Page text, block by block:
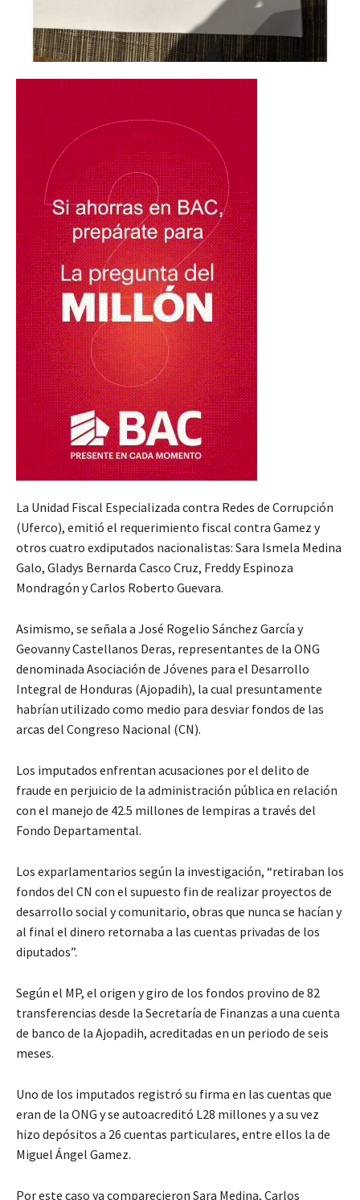
La Unidad Fiscal Especializada contra Redes de Corrupción
(Uferco), emitió el requerimiento fiscal contra Gamez y
otros cuatro exdiputados nacionalistas: Sara Ismela Medina
Galo, Gladys Bernarda Casco Cruz, Freddy Espinoza
Mondragón y Carlos Roberto Guevara.
Asimismo, se señala a José Rogelio Sánchez García y
Geovanny Castellanos Deras, representantes de la ONG
denominada Asociación de Jóvenes para el Desarrollo
Integral de Honduras (Ajopadih), la cual presuntamente
habrían utilizado como medio para desviar fondos de las
arcas del Congreso Nacional (CN).
Los imputados enfrentan acusaciones por el delito de
fraude en perjuicio de la administración pública en relación
con el manejo de 42.5 millones de lempiras a través del
Fondo Departamental.
Los exparlamentarios según la investigación, “retiraban los
fondos del CN con el supuesto fin de realizar proyectos de
desarrollo social y comunitario, obras que nunca se hacían y
al final el dinero retornaba a las cuentas privadas de los
diputados”.
Según el MP, el origen y giro de los fondos provino de 82
transferencias desde la Secretaría de Finanzas a una cuenta
de banco de la Ajopadih, acreditadas en un periodo de seis
meses.
Uno de los imputados registró su firma en las cuentas que
eran de la ONG y se autoacreditó L28 millones y a su vez
hizo depósitos a 26 cuentas particulares, entre ellos la de
Miguel Ángel Gamez.
Por este caso ya comparecieron Sara Medina, Carlos